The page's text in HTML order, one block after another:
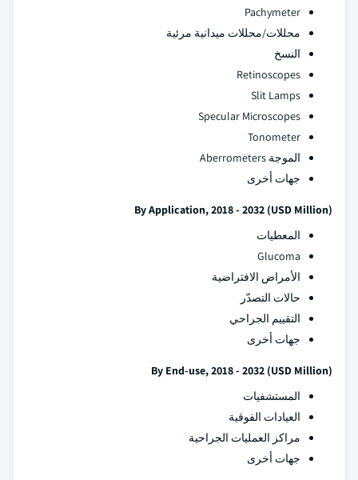
Pachymeter
محللات/محللات ميدانية مرئية
النسخ
Retinoscopes
Slit Lamps
Specular Microscopes
Tonometer
الموجة Aberrometers
جهات أخرى
By Application, 2018 - 2032 (USD Million)
المعطيات
Glucoma
الأمراض الافتراضية
حالات التصدّر
التقييم الجراحي
جهات أخرى
By End-use, 2018 - 2032 (USD Million)
المستشفيات
العيادات الفوقية
مراكز العمليات الجراحية
جهات أخرى